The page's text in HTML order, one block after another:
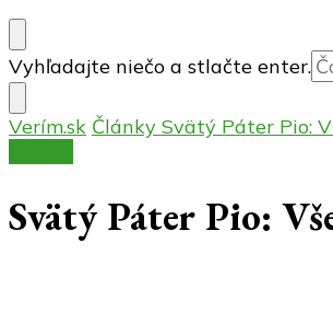
Hľadáte
niečo?
Vyhľadajte niečo a stlačte enter.
Verím.sk Články Svätý Páter Pio:
Svätý Páter Pio: